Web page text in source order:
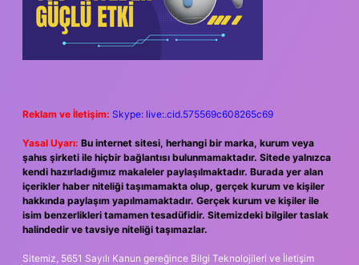
Reklam ve İletişim: Skype: live:.cid.575569c608265c69
Yasal Uyarı: Bu internet sitesi, herhangi bir marka, kurum veya
şahıs şirketi ile hiçbir bağlantısı bulunmamaktadır. Sitede yalnızca
kendi hazırladığımız makaleler paylaşılmaktadır. Burada yer alan
içerikler haber niteliği taşımamakta olup, gerçek kurum ve kişiler
hakkında paylaşım yapılmamaktadır. Gerçek kurum ve kişiler ile
isim benzerlikleri tamamen tesadüfidir. Sitemizdeki bilgiler taslak
halindedir ve tavsiye niteliği taşımazlar.
Sitemiz, 5651 Sayılı Kanun gereğince Bilgi Teknolojileri ve İletişim